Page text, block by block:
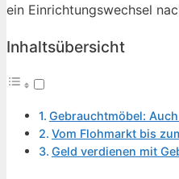
ein Einrichtungswechsel
Inhaltsübersicht
Gebrauchtmöbel:
Vom Flohmarkt bis
Geld verdienen mit